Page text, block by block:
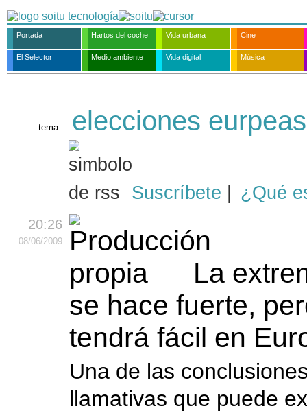
Portada Hartos del coche Vida urbana Cine
El Selector Medio ambiente Vida digital Música
tema: elecciones eurpeas
Suscríbete ¿Qué
20:26
08/06/2009
La
se hace fuerte,
tendrá fácil en
Una de las
llamativas que puede